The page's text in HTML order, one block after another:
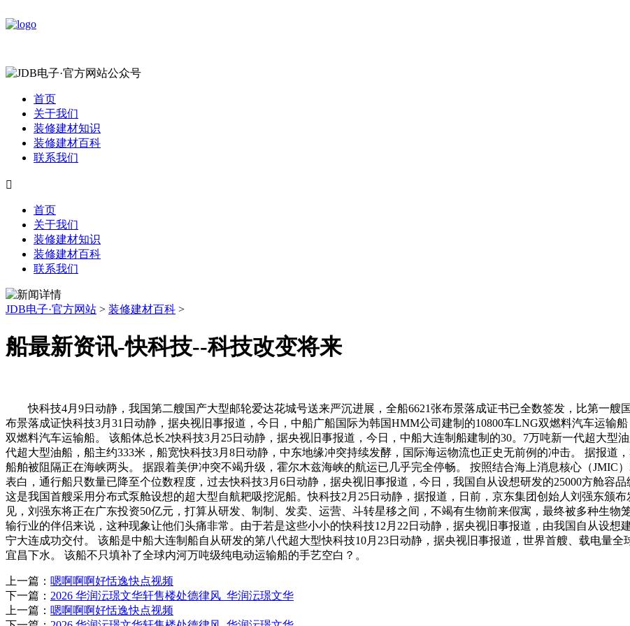
首页
关于我们
装修建材知识
装修建材百科
联系我们

首页
关于我们
装修建材知识
装修建材百科
联系我们
JDB电子·官方网站 > 装修建材百科 >
船最新资讯-快科技--科技改变将来
快科技4月9日动静，我国第二艘国产大型邮轮爱达花城号送来严沉进展，全船6621张布景落成证书已全数签发，比第一艘
布景落成证快科技3月31日动静，据央视旧事报道，今日，中船广船国际为韩国HMM公司建制的10800车LNG双燃料汽车运输
双燃料汽车运输船。 该船体总长2快科技3月25日动静，据央视旧事报道，今日，中船大连制船建制的30。7万吨新一代超大型
代超大型油船，船主约333米，船宽快科技3月8日动静，中东地缘冲突持续发酵，国际海运物流也正史无前例的冲击。 据报道
船舶被阻隔正在海峡两头。 据跟着美伊冲突不竭升级，霍尔木兹海峡的航运已几乎完全停畅。 按照结合海上消息核心（JMIC
表白，通行船只数量已降至个位数程度，过去快科技3月6日动静，据央视旧事报道，今日，我国自从设想研发的25000方舱容
这是我国首艘采用分布式泵舱设想的超大型自航耙吸挖泥船。快科技2月25日动静，据报道，日前，京东集团创始人刘强东颁布
见，刘强东将正在广东投资50亿元，打算从研发、制制、发卖、运营、斗转星移之间，不竭有生物前来假寓，最终被多种生
输行业的伴侣来说，这种现象让他们头痛非常。由于若是这些小小的快科技12月22日动静，据央视旧事报道，由我国自从设想
宁大连成功交付。 该船是中船大连制船自从研发的第八代超大型快科技10月23日动静，据央视旧事报道，世界首艘、载电量
宜昌下水。 该船不只填补了全球内河万吨级纯电动运输船的手艺空白？。
上一篇： 嗯啊啊啊好恬逸快点视频
下一篇： 2026 华润沄璟文华轩售楼处德律风_华润沄璟文华
上一篇： 嗯啊啊啊好恬逸快点视频